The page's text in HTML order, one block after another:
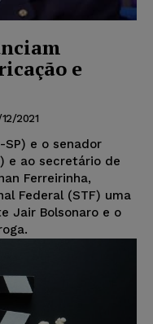
e
2021
SP) e o senador
e ao secretário de
Ferreirinha,
Federal (STF) uma
Jair Bolsonaro e o